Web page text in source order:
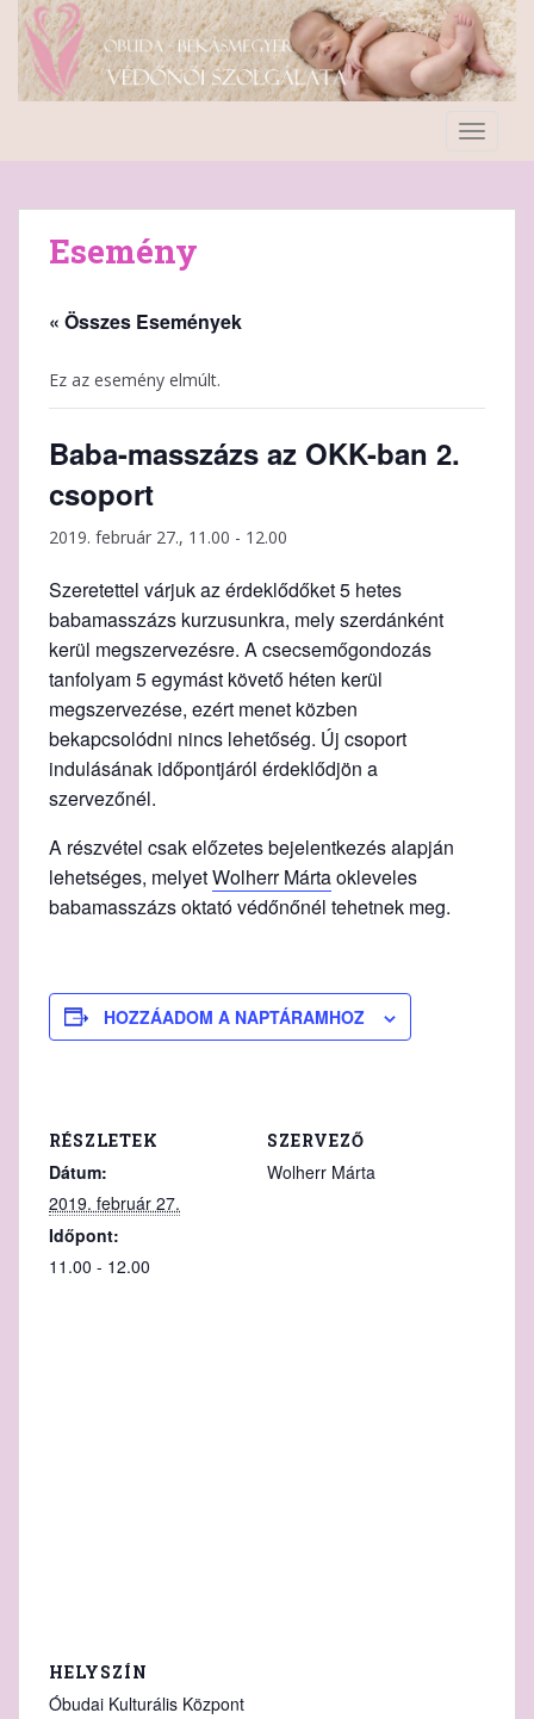
Esemény
« Összes Események
Ez az esemény elmúlt.
Baba-masszázs az OKK-ban 2.
csoport
2019. február 27., 11.00 - 12.00
Szeretettel várjuk az érdeklődőket 5 hetes
babamasszázs kurzusunkra, mely szerdánként
kerül megszervezésre. A csecsemőgondozás
tanfolyam 5 egymást követő héten kerül
megszervezése, ezért menet közben
bekapcsolódni nincs lehetőség. Új csoport
indulásának időpontjáról érdeklődjön a
szervezőnél.
A részvétel csak előzetes bejelentkezés alapján
lehetséges, melyetWolherr Mártaokleveles
babamasszázs oktató védőnőnél tehetnek meg.
HOZZÁADOM A NAPTÁRAMHOZ
RÉSZLETEK
Dátum:
2019. február 27.
Időpont:
11.00 - 12.00
SZERVEZŐ
Wolherr Márta
HELYSZÍN
Óbudai Kulturális Központ